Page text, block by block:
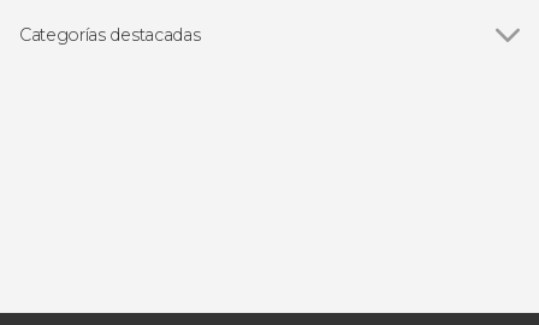
Categorías destacadas